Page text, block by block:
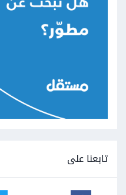
تابعنا على